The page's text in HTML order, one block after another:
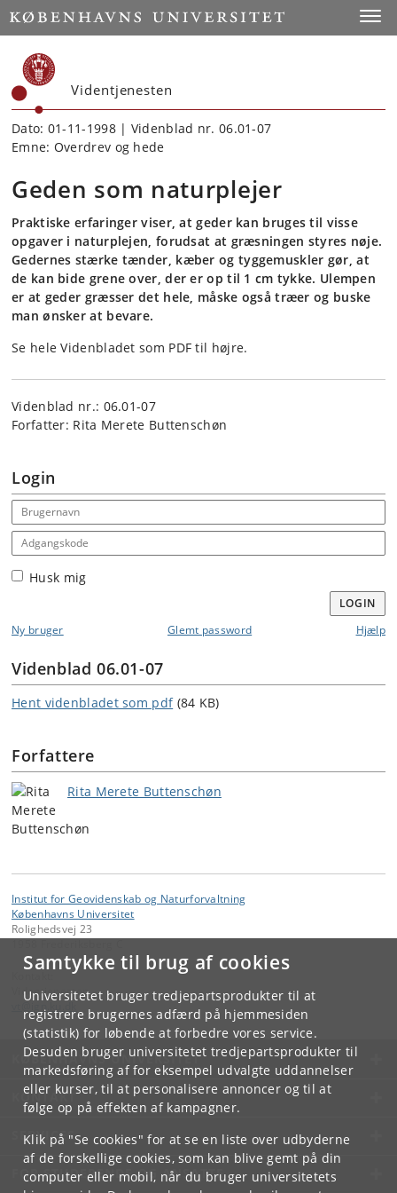
Samtykke til brug af cookies
Universitetet bruger tredjepartsprodukter til at
registrere brugernes adfærd på hjemmesiden
(statistik) for løbende at forbedre vores service.
Desuden bruger universitetet tredjepartsprodukter til
markedsføring af for eksempel udvalgte uddannelser
eller kurser, til at personalisere annoncer og til at
følge op på effekten af kampagner.
Klik på "Se cookies" for at se en liste over udbyderne
af de forskellige cookies, som kan blive gemt på din
computer eller mobil, når du bruger universitetets
Start
Videntjenesten
Dato: 01-11-1998 | Videnblad nr. 06.01-07
Emne: Overdrev og hede
Geden som naturplejer
Praktiske erfaringer viser, at geder kan bruges til visse
opgaver i naturplejen, forudsat at græsningen styres nøje.
Gedernes stærke tænder, kæber og tyggemuskler gør, at
de kan bide grene over, der er op til 1 cm tykke. Ulempen
er at geder græsser det hele, måske også træer og buske
man ønsker at bevare.
Se hele Videnbladet som PDF til højre.
Videnblad nr.: 06.01-07
Forfatter: Rita Merete Buttenschøn
Login
Email address
Adgangskode
Husk mig
LOGIN
Ny bruger
Glemt password Hjælp
Videnblad 06.01-07
Hent videnbladet som pdf (84 KB)
Forfattere
Rita Merete Buttenschøn
Institut for Geovidenskab og Naturforvaltning
Københavns Universitet
Rolighedsvej 23
Videntjenesten
KØBENHAVNS UNIVERSITET
KONTAKT
SERVICES
FOR STUDERENDE OG ANSATTE